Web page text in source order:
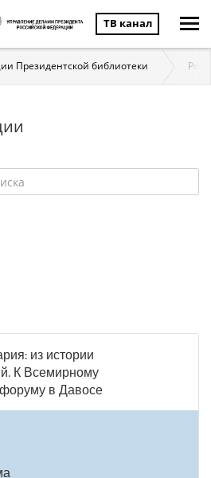
ТВ канал
Президентской библиотеки
из истории
К Всемирному
в Давосе